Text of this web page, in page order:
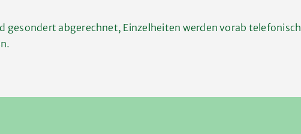
gesondert abgerechnet, Einzelheiten werden vorab telefonisch